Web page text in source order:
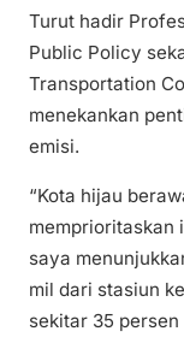
Turut hadir
Public Policy
Transportation
menekankan
emisi.
“Kota hijau
memprioritaskan
saya
mil dari stasiun
sekitar 35